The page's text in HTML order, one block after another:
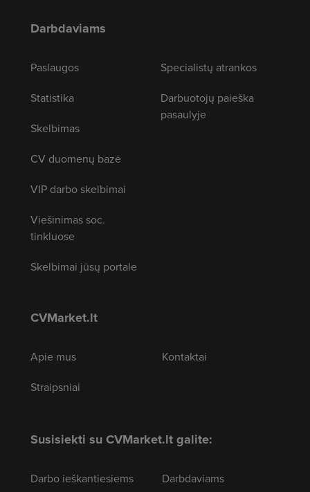
Darbdaviams
Paslaugos
Statistika
Skelbimas
CV duomenų bazė
VIP darbo skelbimai
Viešinimas soc.
tinkluose
Skelbimai jūsų portale
Specialistų atrankos
Darbuotojų paieška
pasaulyje
CVMarket.lt
Apie mus
Straipsniai
Kontaktai
Susisiekti su CVMarket.lt galite:
Darbo ieškantiesiems Darbdaviams